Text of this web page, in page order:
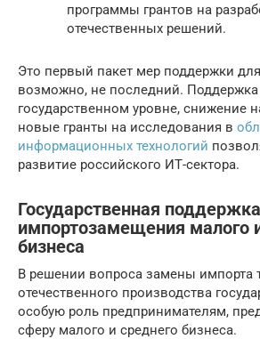
программы грантов на
отечественных решений.
Это первый пакет мер поддержки
возможно, не последний.
государственном уровне, снижение
новые гранты на исследования в
информационных технологий
развитие российского ИТ-сектора.
Государственная поддержка
импортозамещения малого
бизнеса
В решении вопроса замены импорта
отечественного производства
особую роль предпринимателям,
сферу малого и среднего бизнеса.